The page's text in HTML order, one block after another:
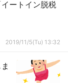
ートイン脱税
2019/11/5(Tu) 13:32